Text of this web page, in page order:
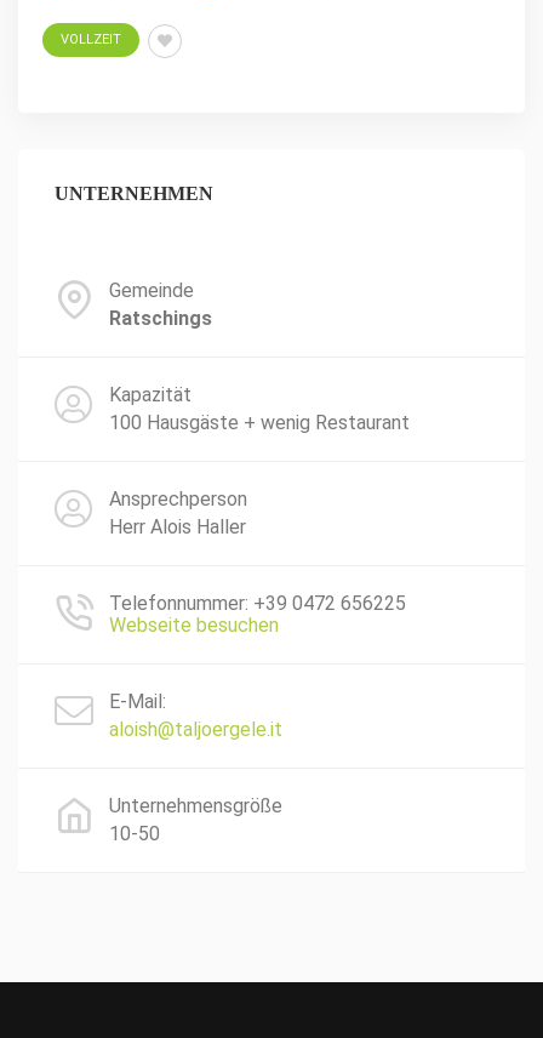
VOLLZEIT
UNTERNEHMEN
Gemeinde
Ratschings
Kapazität
100 Hausgäste + wenig Restaurant
Ansprechperson
Herr Alois Haller
Telefonnummer: +39 0472 656225
Webseite besuchen
E-Mail:
aloish@taljoergele.it
Unternehmensgröße
10-50